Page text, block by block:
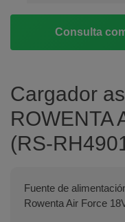
Consulta
Cargador
ROWENTA
(RS-
Fuente de
Rowenta Air Force